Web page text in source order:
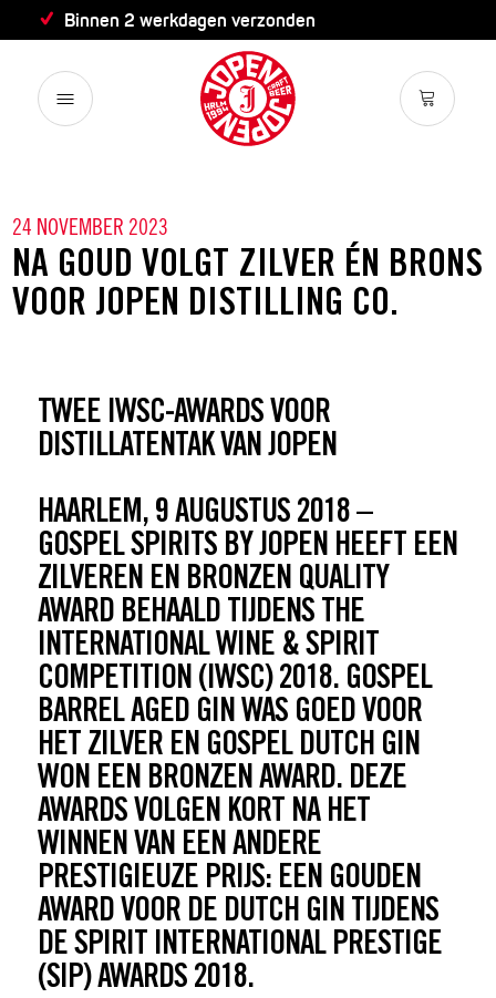
Binnen 2 werkdagen verzonden
24 NOVEMBER 2023
NA GOUD VOLGT ZILVER ÉN BRONS
VOOR JOPEN DISTILLING CO.
TWEE IWSC-AWARDS VOOR
DISTILLATENTAK VAN JOPEN
HAARLEM, 9 AUGUSTUS 2018 –
GOSPEL SPIRITS BY JOPEN HEEFT EEN
ZILVEREN EN BRONZEN QUALITY
AWARD BEHAALD TIJDENS THE
INTERNATIONAL WINE & SPIRIT
COMPETITION (IWSC) 2018. GOSPEL
BARREL AGED GIN WAS GOED VOOR
HET ZILVER EN GOSPEL DUTCH GIN
WON EEN BRONZEN AWARD. DEZE
AWARDS VOLGEN KORT NA HET
WINNEN VAN EEN ANDERE
PRESTIGIEUZE PRIJS: EEN GOUDEN
AWARD VOOR DE DUTCH GIN TIJDENS
DE SPIRIT INTERNATIONAL PRESTIGE
(SIP) AWARDS 2018.